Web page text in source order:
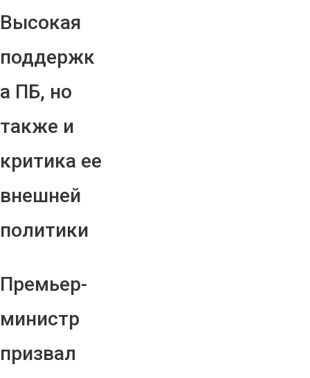
Высокая
поддержк
а ПБ, но
также и
критика ее
внешней
политики
Премьер-
министр
призвал